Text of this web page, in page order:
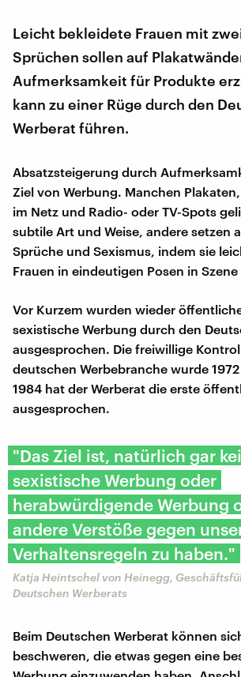
Leicht bekleidete Frauen mit
Sprüchen sollen auf
Aufmerksamkeit für Produkte
kann zu einer Rüge durch den
Werberat führen.
Absatzsteigerung durch
Ziel von Werbung. Manchen
im Netz und Radio- oder TV-Spots
subtile Art und Weise, andere setzen
Sprüche und Sexismus, indem sie
Frauen in eindeutigen Posen in Szene
Vor Kurzem wurden wieder
sexistische Werbung durch den
ausgesprochen. Die freiwillige
deutschen Werbebranche wurde
1984 hat der Werberat die erste
ausgesprochen.
"Das Ziel ist, natürlich gar
sexistische Werbung oder
herabwürdigende Werbung
andere Verstöße gegen
Verhaltensregeln zu haben."
Katja Heintschel von Heinegg,
Deutschen Werberats
Beim Deutschen Werberat können
beschweren, die etwas gegen eine